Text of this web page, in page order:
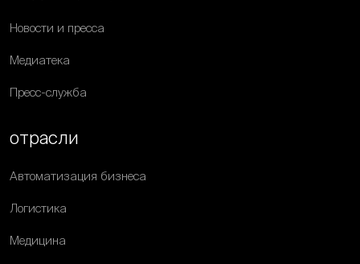
Новости и пресса
Медиатека
Пресс-служба
отрасли
Автоматизация бизнеса
Логистика
Медицина